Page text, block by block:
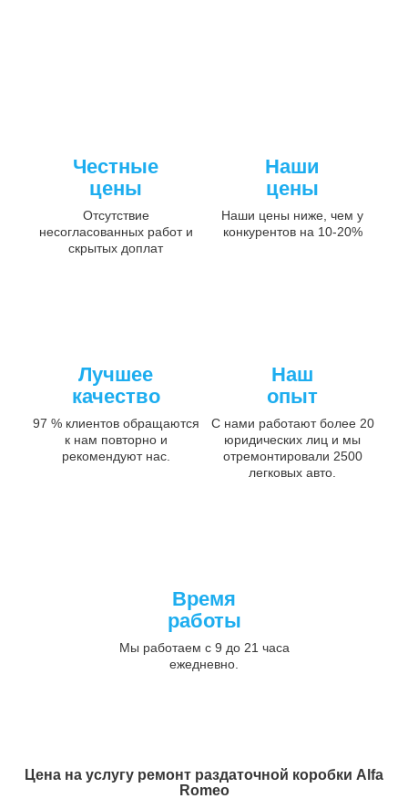
Честные
цены
Отсутствие
несогласованных работ и
скрытых доплат
Наши
цены
Наши цены ниже, чем у
конкурентов на 10-20%
Лучшее
качество
97 % клиентов обращаются
к нам повторно и
рекомендуют нас.
Наш
опыт
С нами работают более 20
юридических лиц и мы
отремонтировали 2500
легковых авто.
Время
работы
Мы работаем с 9 до 21 часа
ежедневно.
Цена на услугу ремонт раздаточной коробки Alfa
Romeo